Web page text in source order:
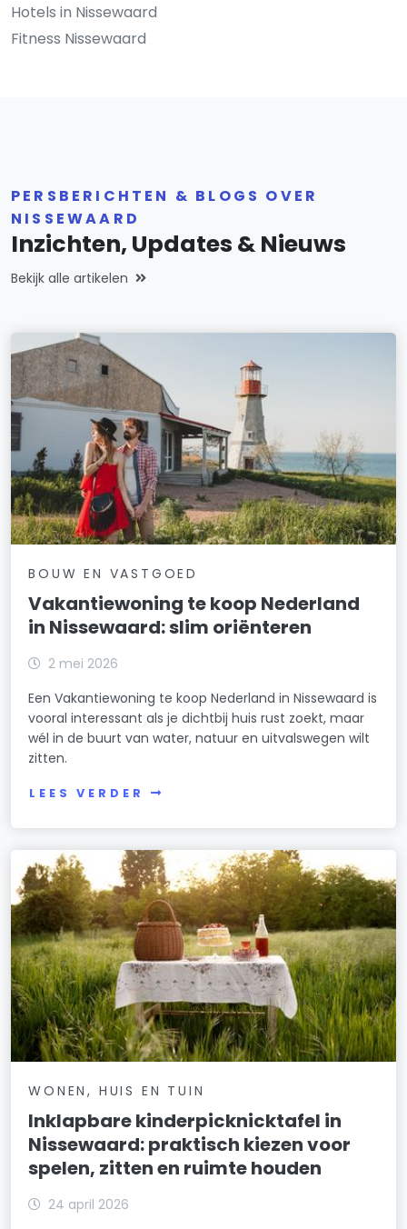
Hotels in Nissewaard
Fitness Nissewaard
PERSBERICHTEN & BLOGS OVER
NISSEWAARD
Inzichten, Updates & Nieuws
Bekijk alle artikelen
BOUW EN VASTGOED
Vakantiewoning te koop Nederland
in Nissewaard: slim oriënteren
2 mei 2026
Een Vakantiewoning te koop Nederland in Nissewaard is
vooral interessant als je dichtbij huis rust zoekt, maar
wél in de buurt van water, natuur en uitvalswegen wilt
zitten.
LEES VERDER
WONEN, HUIS EN TUIN
Inklapbare kinderpicknicktafel in
Nissewaard: praktisch kiezen voor
spelen, zitten en ruimte houden
24 april 2026